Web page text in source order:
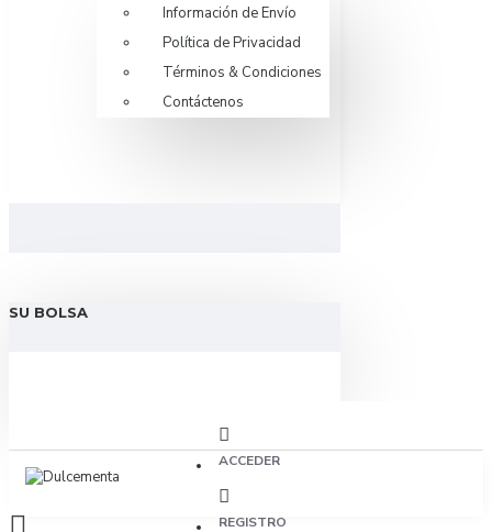
Información de Envío
Política de Privacidad
Términos & Condiciones
Contáctenos
SU BOLSA
ACCEDER
REGISTRO